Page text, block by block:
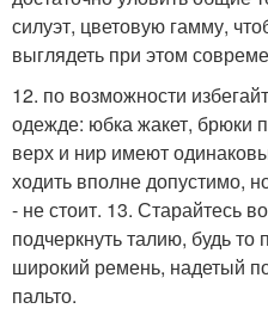
силуэт, цветовую гамму,
выглядеть при этом
12. по возможности
одежде: юбка жакет, брюки
верх и ниp имеют
ходить вполне допустимо,
- не стоит. 13. Старайтесь
подчеркнуть талию, будь то
широкий ремень, надетый
пальто.